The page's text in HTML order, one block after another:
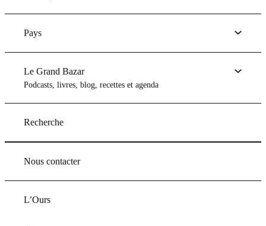
Pays
Le Grand Bazar
Podcasts, livres, blog, recettes et agenda
Recherche
Nous contacter
L’Ours